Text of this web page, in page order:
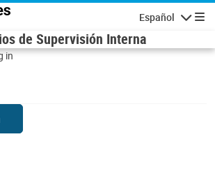
Español
de Supervisión Interna
in